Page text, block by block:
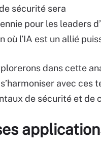
sécurité sera
pour les leaders
où l’IA est un allié
dans cette
avec ces
de sécurité et de